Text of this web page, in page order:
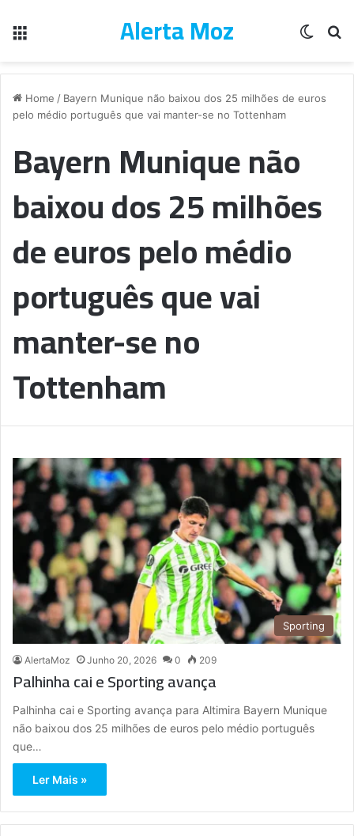
Alerta Moz
Home / Bayern Munique não baixou dos 25 milhões de euros
pelo médio português que vai manter-se no Tottenham
Bayern Munique não
baixou dos 25 milhões
de euros pelo médio
português que vai
manter-se no
Tottenham
Sporting
AlertaMoz Junho 20, 2026 0 209
Palhinha cai e Sporting avança
Palhinha cai e Sporting avança para Altimira Bayern Munique
não baixou dos 25 milhões de euros pelo médio português
que…
Ler Mais »